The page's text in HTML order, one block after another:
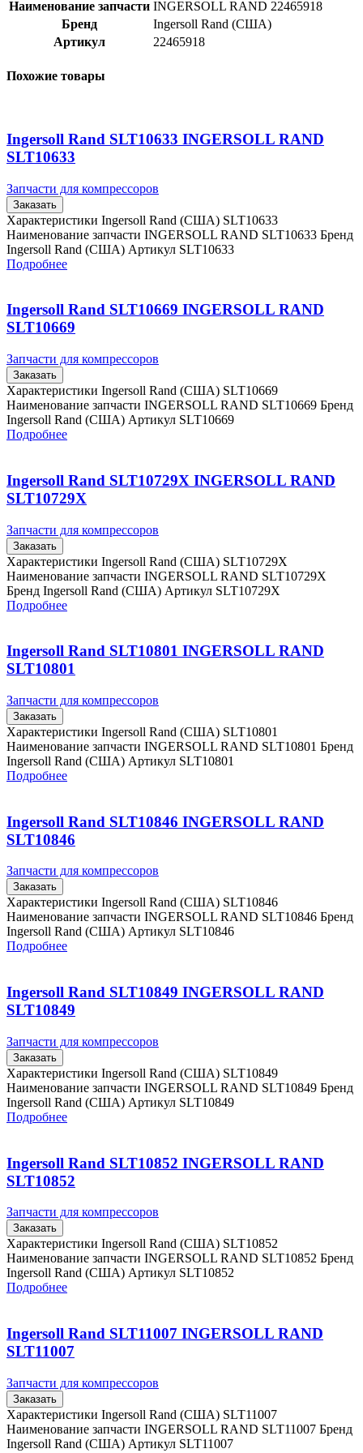
Наименование запчасти INGERSOLL RAND 22465918
Бренд
Ingersoll Rand (США)
Артикул
22465918
Похожие товары
Ingersoll Rand SLT10633 INGERSOLL RAND
SLT10633
Запчасти для компрессоров
Заказать
Характеристики Ingersoll Rand (США) SLT10633
Наименование запчасти INGERSOLL RAND SLT10633 Бренд
Ingersoll Rand (США) Артикул SLT10633
Подробнее
Ingersoll Rand SLT10669 INGERSOLL RAND
SLT10669
Запчасти для компрессоров
Заказать
Характеристики Ingersoll Rand (США) SLT10669
Наименование запчасти INGERSOLL RAND SLT10669 Бренд
Ingersoll Rand (США) Артикул SLT10669
Подробнее
Ingersoll Rand SLT10729X INGERSOLL RAND
SLT10729X
Запчасти для компрессоров
Заказать
Характеристики Ingersoll Rand (США) SLT10729X
Наименование запчасти INGERSOLL RAND SLT10729X
Бренд Ingersoll Rand (США) Артикул SLT10729X
Подробнее
Ingersoll Rand SLT10801 INGERSOLL RAND
SLT10801
Запчасти для компрессоров
Заказать
Характеристики Ingersoll Rand (США) SLT10801
Наименование запчасти INGERSOLL RAND SLT10801 Бренд
Ingersoll Rand (США) Артикул SLT10801
Подробнее
Ingersoll Rand SLT10846 INGERSOLL RAND
SLT10846
Запчасти для компрессоров
Заказать
Характеристики Ingersoll Rand (США) SLT10846
Наименование запчасти INGERSOLL RAND SLT10846 Бренд
Ingersoll Rand (США) Артикул SLT10846
Подробнее
Ingersoll Rand SLT10849 INGERSOLL RAND
SLT10849
Запчасти для компрессоров
Заказать
Характеристики Ingersoll Rand (США) SLT10849
Наименование запчасти INGERSOLL RAND SLT10849 Бренд
Ingersoll Rand (США) Артикул SLT10849
Подробнее
Ingersoll Rand SLT10852 INGERSOLL RAND
SLT10852
Запчасти для компрессоров
Заказать
Характеристики Ingersoll Rand (США) SLT10852
Наименование запчасти INGERSOLL RAND SLT10852 Бренд
Ingersoll Rand (США) Артикул SLT10852
Подробнее
Ingersoll Rand SLT11007 INGERSOLL RAND
SLT11007
Запчасти для компрессоров
Заказать
Характеристики Ingersoll Rand (США) SLT11007
Наименование запчасти INGERSOLL RAND SLT11007 Бренд
Ingersoll Rand (США) Артикул SLT11007